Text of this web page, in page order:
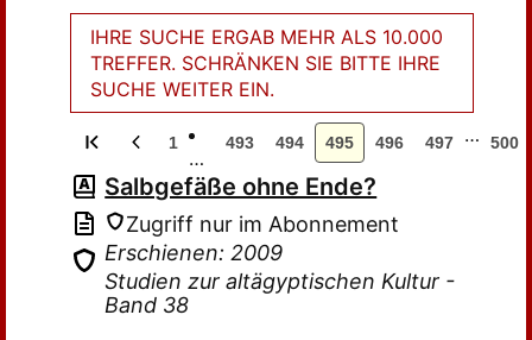
IHRE SUCHE ERGAB MEHR ALS 10.000
TREFFER. SCHRÄNKEN SIE BITTE IHRE
SUCHE WEITER EIN.
1
…
493 494 495 496 497 … 500
Salbgefäße ohne Ende?
Zugriff nur im Abonnement
Erschienen: 2009
Studien zur altägyptischen Kultur -
Band 38